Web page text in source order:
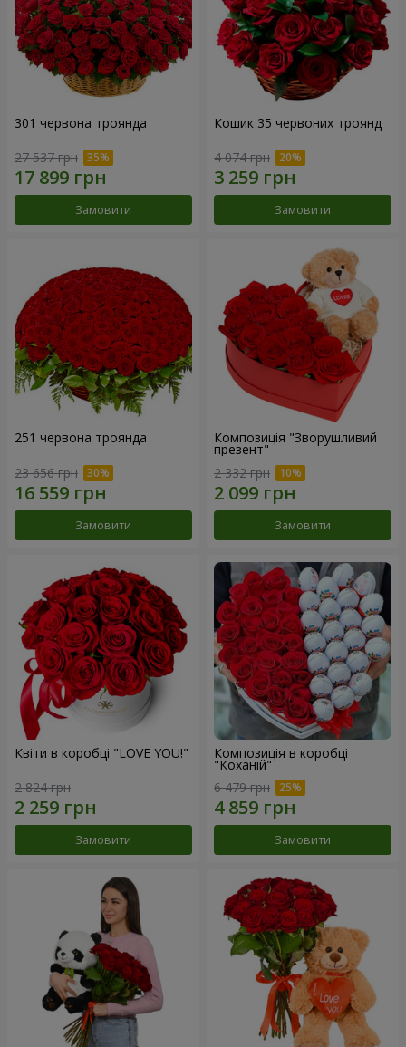
301 червона троянда
27 537 грн
Замовити
Кошик 35 червоних троянд
4 074 грн
Замовити
251 червона троянда
23 656 грн
Замовити
Композиція "Зворушливий
презент"
2 332 грн
Замовити
Квіти в коробці "LOVE YOU!"
2 824 грн
Замовити
Композиція в коробці
"Коханій"
6 479 грн
Замовити